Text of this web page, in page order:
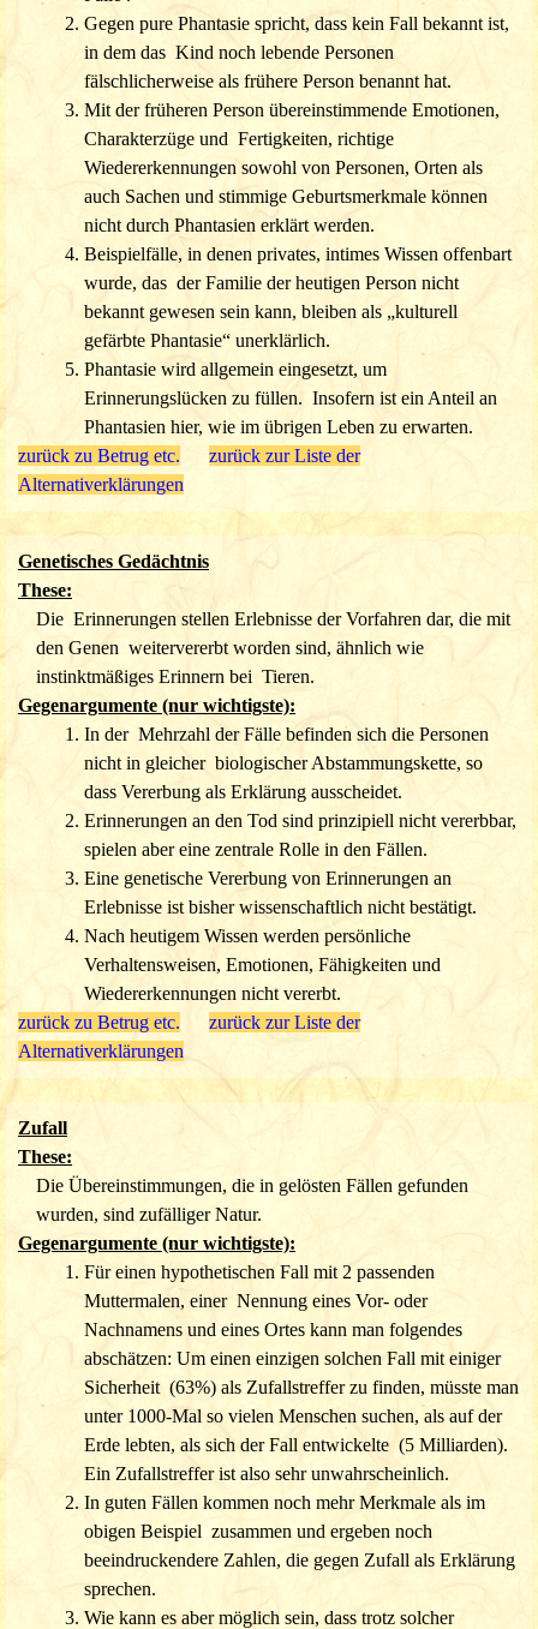
D. Unbewusste Beeinflussung der Kinder durch ihre Eltern
These:
Das Kind bekommt Wissen von den Eltern (z. B. nonverbal)
übermittelt, ohne dass dies den Eltern bewusst wird.
Gegenargumente (nur wichtigste):
Da auch hier ein Motiv vorliegen müsste und das Wissen
erst einmal auf normalem Weg zu den Eltern gelangt sein
muss, gelten nahezu dieselben Argumente, wie bei
(bewusstem) Betrug (C)).
Eine Studie von Prof. Haraldsson hat gezeigt, dass Kinder
mit Reinkarnationserinnerungen nicht leichter
beeinflussbar (suggestibel) sind,als andere Kinder.
E. Unbewusste Wünsche des Kindes nach Aufmerksamkeit
Das Kind konstruiert unbewusst einen Fall und identifiziert sich
damit, um die Aufmerksamkeit seiner Eltern zu erhalten.
Gegenargumente (nur wichtigste):
In der überwiegenden Mehrzahl der Fälle finden es die
Eltern eher bedrückend, ein Kind mit
Kind an andere Eltern zu verlieren und fürchten gemäß
einem Aberglauben den frühen Tod des Kindes. In 41% bis
80% (je nach Studie) der Fälle werden auch Maßnahmen
zur Unterdrückung der Äußerungen des Kindes ergriffen.
Was sollte unter diesen Umständen ein Kind dazu
bewegen, einen Fall vorzuspielen?
Auch bei dieser Hypothese müssen das Kind oder seine
Eltern etwas über die frühere Familie auf natürlichem Weg
erfahren haben, um einen Fall – wenn auch unbewusst – in
all seinen Elementen (Aussagen, Verhalten, etc.)
konstruieren zu können. Es gelten also die meisten
Argumente wie für (bewussten) Betrug (C). Unbewusste
Beeinflussung erklärt also nicht die auftretenden
Übereinstimmungen von Verhaltenszügen, Emotionen mit
der früheren Person und die gelungenen
Wiedererkennungen von Personen und Sachen.
Unbewusste Beeinflussung erklärt nicht die auftretenden
Fertigkeiten, Träume oder Geburtsmale.
zurück zu Betrug etc.
Alternativerklärungen
Gegen pure Phantasie spricht, dass kein Fall bekannt ist,
in dem das Kind noch lebende Personen
fälschlicherweise als frühere Person benannt hat.
Mit der früheren Person übereinstimmende Emotionen,
Charakterzüge und Fertigkeiten, richtige
Wiedererkennungen sowohl von Personen, Orten als
auch Sachen und stimmige Geburtsmerkmale können
nicht durch Phantasien erklärt werden.
Beispielfälle, in denen privates, intimes Wissen offenbart
wurde, das der Familie der heutigen Person nicht
bekannt gewesen sein kann, bleiben als „kulturell
gefärbte Phantasie“ unerklärlich.
Phantasie wird allgemein eingesetzt, um
Erinnerungslücken zu füllen. Insofern ist ein Anteil an
Phantasien hier, wie im übrigen Leben zu erwarten.
zurück zu Betrug etc.
zurück zur Liste der
Alternativerklärungen
Genetisches Gedächtnis
These:
Die Erinnerungen stellen Erlebnisse der Vorfahren dar, die mit
den Genen weitervererbt worden sind, ähnlich wie
instinktmäßiges Erinnern bei Tieren.
Gegenargumente (nur wichtigste):
In der Mehrzahl der Fälle befinden sich die Personen
nicht in gleicher biologischer Abstammungskette, so
dass Vererbung als Erklärung ausscheidet.
Erinnerungen an den Tod sind prinzipiell nicht vererbbar,
spielen aber eine zentrale Rolle in den Fällen.
Eine genetische Vererbung von Erinnerungen an
Erlebnisse ist bisher wissenschaftlich nicht bestätigt.
Nach heutigem Wissen werden persönliche
Verhaltensweisen, Emotionen, Fähigkeiten und
Wiedererkennungen nicht vererbt.
zurück zu Betrug etc.
zurück zur Liste der
Alternativerklärungen
Zufall
These:
Die Übereinstimmungen, die in gelösten Fällen gefunden
wurden, sind zufälliger Natur.
Gegenargumente (nur wichtigste):
Für einen hypothetischen Fall mit 2 passenden
Muttermalen, einer Nennung eines Vor- oder
Nachnamens und eines Ortes kann man folgendes
abschätzen: Um einen einzigen solchen Fall mit einiger
Sicherheit (63%) als Zufallstreffer zu finden, müsste man
unter 1000-Mal so vielen Menschen suchen, als auf der
Erde lebten, als sich der Fall entwickelte (5 Milliarden).
Ein Zufallstreffer ist also sehr unwahrscheinlich.
In guten Fällen kommen noch mehr Merkmale als im
obigen Beispiel zusammen und ergeben noch
beeindruckendere Zahlen, die gegen Zufall als Erklärung
sprechen.
Wie kann es aber möglich sein, dass trotz solcher